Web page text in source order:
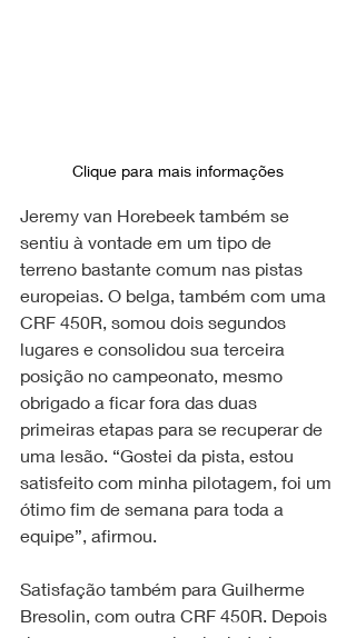
Clique para mais informações
Jeremy van Horebeek também se
sentiu à vontade em um tipo de
terreno bastante comum nas pistas
europeias. O belga, também com uma
CRF 450R, somou dois segundos
lugares e consolidou sua terceira
posição no campeonato, mesmo
obrigado a ficar fora das duas
primeiras etapas para se recuperar de
uma lesão. “Gostei da pista, estou
satisfeito com minha pilotagem, foi um
ótimo fim de semana para toda a
equipe”, afirmou.
Satisfação também para Guilherme
Bresolin, com outra CRF 450R. Depois